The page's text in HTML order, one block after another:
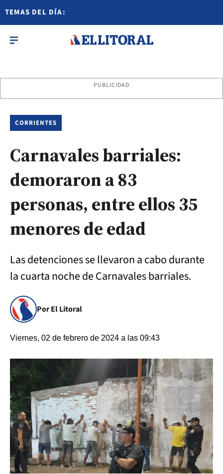
TEMAS DEL DÍA:
PUBLICIDAD
CORRIENTES
Carnavales barriales:
demoraron a 83
personas, entre ellos 35
menores de edad
Las detenciones se llevaron a cabo durante
la cuarta noche de Carnavales barriales.
Por El Litoral
Viernes, 02 de febrero de 2024 a las 09:43